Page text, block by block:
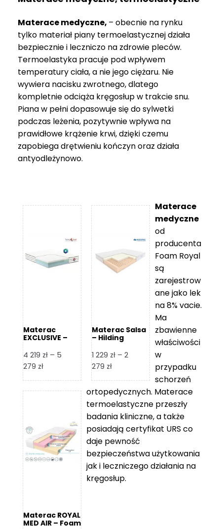
Materace medyczne, – obecnie na rynku
tylko materiał piany termoelastycznej działa
bezpiecznie i leczniczo na zdrowie pleców.
Termoelastyka pracuje pod wpływem
temperatury ciała, a nie jego ciężaru. Nie
wywiera nacisku zwrotnego, dlatego
kompletnie odciąża kręgosłup w trakcie snu.
Piana w pełni dopasowuje się do sylwetki
podczas leżenia, pozytywnie wpływa na
prawidłowe krążenie krwi, dzięki czemu
zapobiega drętwieniu kończyn oraz działa
antyodleżynowo.
Materac
EXCLUSIVE –
4 219 zł – 5
279 złZakres
od
5
279 zł
Materac Salsa
– Hilding
1 229 zł – 2
279 złZakres
od
1
229 zł
2
279 zł
Materac ROYAL
MED AIR – Foam
Materace
medyczne
od
producenta
Foam Royal
są
zarejestrow
ane jako lek
na 8% vacie.
Ma
zbawienne
właściwości
w
przypadku
schorzeń
ortopedycznych. Materace
termoelastyczne przeszły
badania kliniczne, a także
posiadają certyfikat URS co
daje pewność
bezpieczeństwa użytkowania
jak i leczniczego działania na
kręgosłup.